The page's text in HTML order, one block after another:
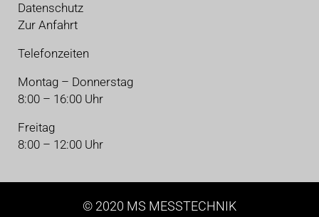
Datenschutz
Zur Anfahrt
Telefonzeiten
Montag – Donnerstag
8:00 – 16:00 Uhr
Freitag
8:00 – 12:00 Uhr
© 2020 MS MESSTECHNIK